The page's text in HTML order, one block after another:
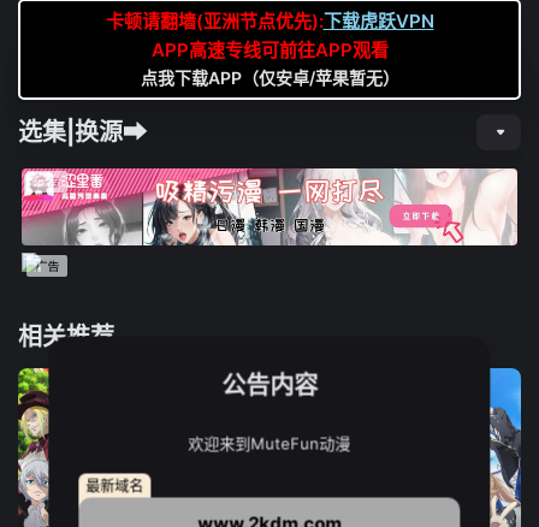
卡顿请翻墙(亚洲节点优先):下载虎跃VPN
APP高速专线可前往APP观看
点我下载APP（仅安卓/苹果暂无）
选集|换源➡
相关推荐
公告内容
欢迎来到MuteFun动漫
最新域名